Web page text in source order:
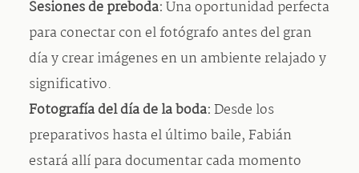
Sesiones de preboda:Una oportunidad perfecta
para conectar con el fotógrafo antes del gran
día y crear imágenes en un ambiente relajado y
significativo.
Fotografía del día de la boda:Desde los
preparativos hasta el último baile, Fabián
estará allí para documentar cada momento